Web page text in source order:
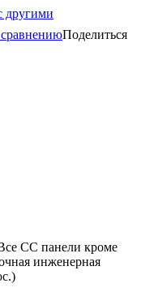
другими
Поделиться
СС панели кроме
инженерная